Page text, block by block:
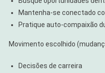
Mantenha-se conectado
Pratique auto-compaixão
Movimento escolhido
Decisões de carreira